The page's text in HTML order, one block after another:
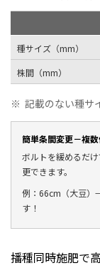
種サイズ（mm）
株間（mm）
※ 記載のない種サ
簡単条間変更－複
ボルトを緩めるだ
更できます。
例：66cm（大豆）
す！
播種同時施肥で